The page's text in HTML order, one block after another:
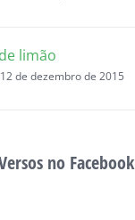
limão
de dezembro de 2015
no Facebook